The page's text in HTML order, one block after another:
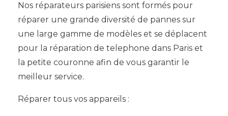
Nos réparateurs parisiens sont formés pour
réparer une grande diversité de pannes sur
une large gamme de modèles et se déplacent
pour la réparation de telephone dans Paris et
la petite couronne afin de vous garantir le
meilleur service.
Réparer tous vos appareils :